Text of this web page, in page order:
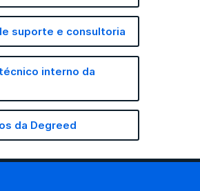
suporte e consultoria
interno da
da Degreed